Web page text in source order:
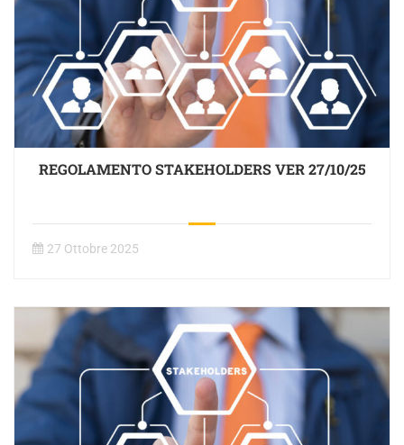
REGOLAMENTO STAKEHOLDERS VER 27/10/25
27 Ottobre 2025